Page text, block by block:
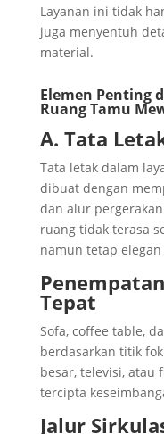
Layanan ini tidak
juga menyentuh
material.
Elemen Penting
Ruang Tamu
A. Tata
Tata letak dalam
dibuat dengan
dan alur
ruang tidak terasa
namun tetap
Tepat
Sofa, coffee table,
berdasarkan titik
besar, televisi, atau
tercipta
Jalur